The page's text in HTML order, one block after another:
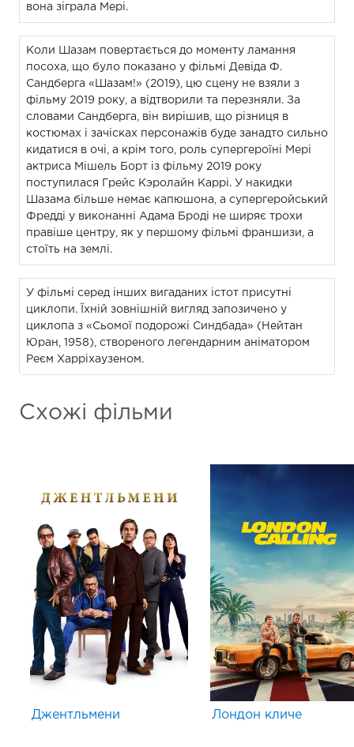
вона зіграла Мері.
Коли Шазам повертається до моменту ламання
посоха, що було показано у фільмі Девіда Ф.
Сандберга «Шазам!» (2019), цю сцену не взяли з
фільму 2019 року, а відтворили та перезняли. За
словами Сандберга, він вирішив, що різниця в
костюмах і зачісках персонажів буде занадто сильно
кидатися в очі, а крім того, роль супергероїні Мері
актриса Мішель Борт із фільму 2019 року
поступилася Грейс Кэролайн Каррі. У накидки
Шазама більше немає капюшона, а супергеройський
Фредді у виконанні Адама Броді не ширяє трохи
правіше центру, як у першому фільмі франшизи, а
стоїть на землі.
У фільмі серед інших вигаданих істот присутні
циклопи. Їхній зовнішній вигляд запозичено у
циклопа з «Сьомої подорожі Синдбада» (Нейтан
Юран, 1958), створеного легендарним аніматором
Реєм Харріхаузеном.
Схожі фільми
Джентльмени Лондон кличе